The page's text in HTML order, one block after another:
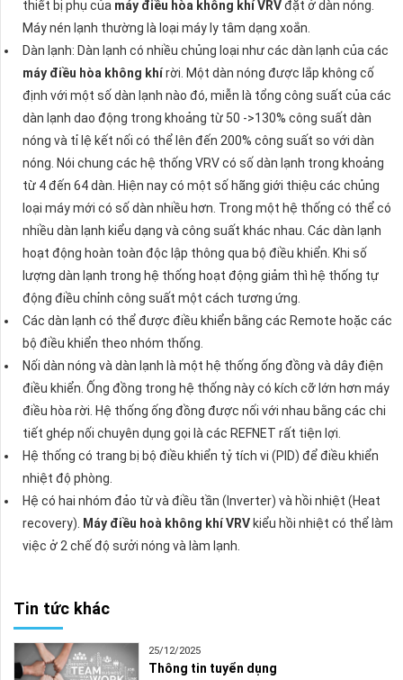
thiết bị phụ của máy điều hòa không khíVRVđặt ở dàn nóng.
Máy nén lạnh thường là loại máy ly tâm dạng xoắn.
Dàn lạnh: Dàn lạnh có nhiều chủng loại như các dàn lạnh của các
máy điều hòa không khírời. Một dàn nóng được lắp không cố
định với một số dàn lạnh nào đó, miễn là tổng công suất của các
dàn lạnh dao động trong khoảng từ 50 ->130% công suất dàn
nóng và tỉ lệ kết nối có thể lên đến 200% công suất so với dàn
nóng. Nói chung các hệ thống VRV có số dàn lạnh trong khoảng
từ 4 đến 64 dàn. Hiện nay có một số hãng giới thiệu các chủng
loại máy mới có số dàn nhiều hơn. Trong một hệ thống có thể có
nhiều dàn lạnh kiểu dạng và công suất khác nhau. Các dàn lạnh
hoạt động hoàn toàn độc lập thông qua bộ điều khiển. Khi số
lượng dàn lạnh trong hệ thống hoạt động giảm thì hệ thống tự
động điều chỉnh công suất một cách tương ứng.
Các dàn lạnh có thể được điều khiển bằng các Remote hoặc các
bộ điều khiển theo nhóm thống.
Nối dàn nóng và dàn lạnh là một hệ thống ống đồng và dây điện
điều khiển. Ống đồng trong hệ thống này có kích cỡ lớn hơn máy
điều hòa rời. Hệ thống ống đồng được nối với nhau bằng các chi
tiết ghép nối chuyên dụng gọi là các REFNET rất tiện lợi.
Hệ thống có trang bị bộ điều khiển tỷ tích vi (PID) để điều khiển
nhiệt độ phòng.
Hệ có hai nhóm đảo từ và điều tần (Inverter) và hồi nhiệt (Heat
recovery). Máy điều hoà không khí VRV kiểu hồi nhiệt có thể làm
việc ở 2 chế độ sưởi nóng và làm lạnh.
Tin tức khác
25/12/2025
Thông tin tuyển dụng